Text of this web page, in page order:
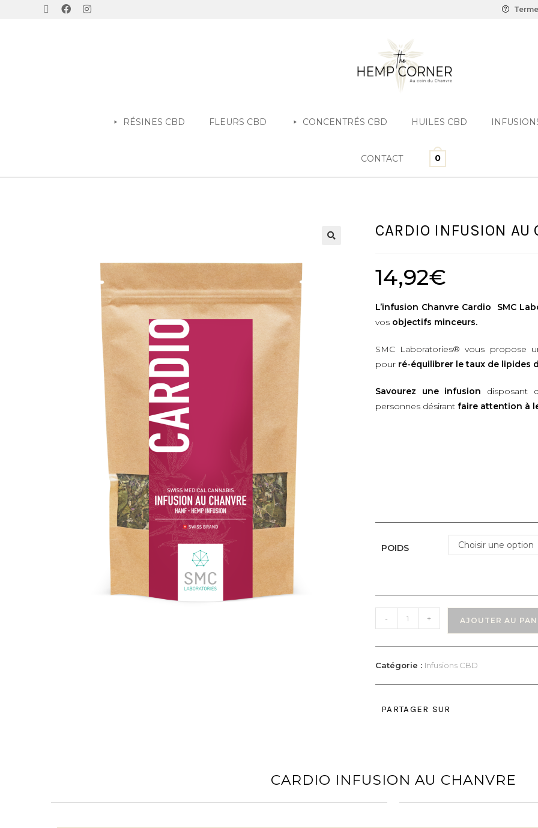
RÉSINES CBD FLEURS CBD CONCENTRÉS CBD HUILES CBD
CONTACT 0
CARDIO INFUSION AU
14,92€
L’infusion Chanvre Cardio SMC
vos objectifs minceurs.
SMC Laboratories®vous propose
pour ré-équilibrer le taux de lipides
Savourez une infusion disposant
personnes désirant faire attention à
POIDS Choisir une option
- + AJOUTER AU
Catégorie : Infusions CBD
PARTAGER SUR
CARDIO INFUSION AU CHANVRE